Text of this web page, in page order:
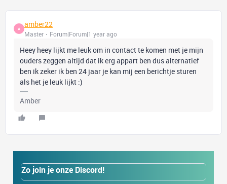
A amber22
Master Forum|Forum|1 year ago
Heey heey lijkt me leuk om in contact te komen met je mijn
ouders zeggen altijd dat ik erg appart ben dus alternatief
ben ik zeker ik ben 24 jaar je kan mij een berichtje sturen
als het je leuk lijkt :)
Amber
Zo join je onze Discord!